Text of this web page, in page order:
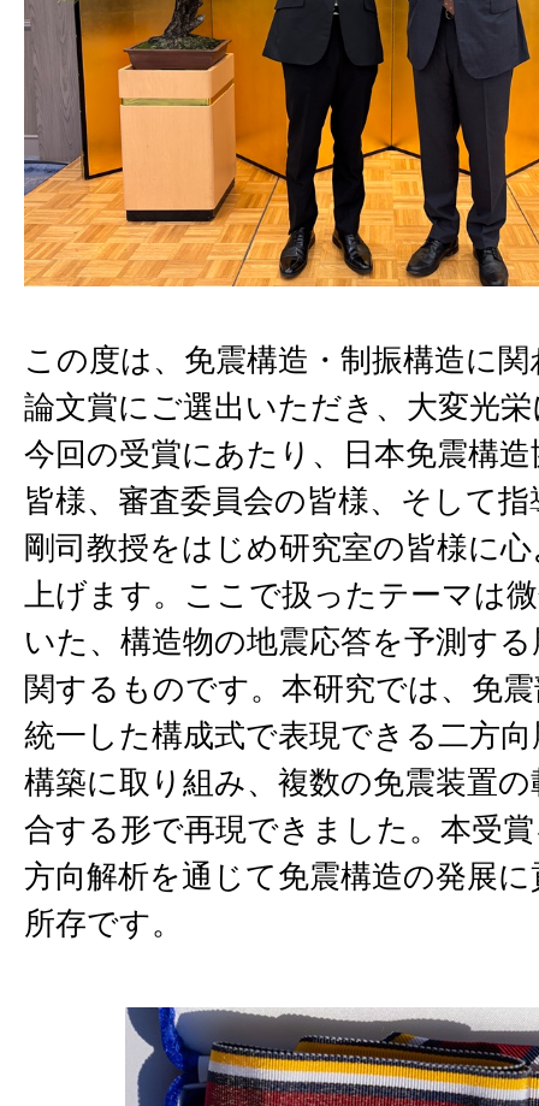
この度は、免震構造・制振構造に
論文賞にご選出いただき、大変光
今回の受賞にあたり、日本免震構
皆様、審査委員会の皆様、そして
剛司教授をはじめ研究室の皆様に
上げます。ここで扱ったテーマは
いた、構造物の地震応答を予測す
関するものです。本研究では、免
統一した構成式で表現できる二方
構築に取り組み、複数の免震装置
合する形で再現できました。本受
方向解析を通じて免震構造の発展
所存です。